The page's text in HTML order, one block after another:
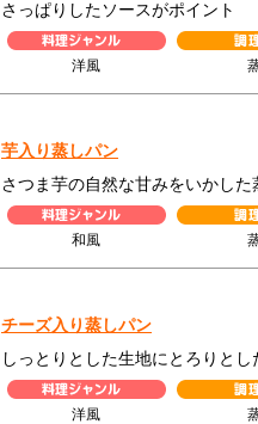
さっぱりしたソースがポイント
洋風
芋入り蒸しパン
さつま芋の自然な甘みをいかした
和風
チーズ入り蒸しパン
しっとりとした生地にとろりと
洋風